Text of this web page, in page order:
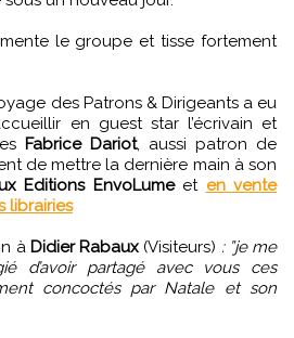
le groupe et tisse fortement
des Patrons & Dirigeants a eu
en guest star l’écrivain et
Fabrice Dariot, aussi patron de
de mettre la dernière main à son
Editions EnvoLumeet en vente
librairies
à Didier Rabaux (Visiteurs) : ”je me
d’avoir partagé avec vous ces
concoctés par Natale et son